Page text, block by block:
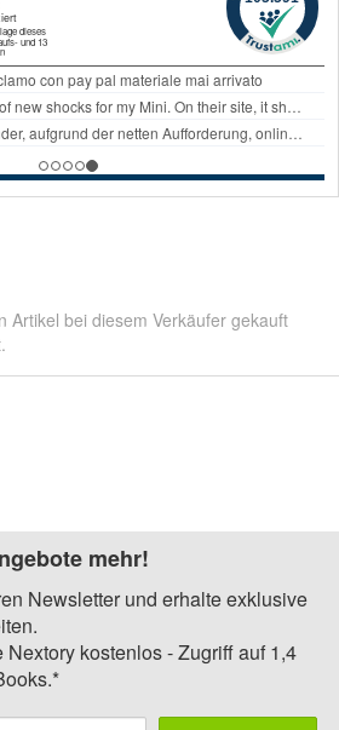
Artikel bei diesem Verkäufer gekauft
mehr!
Newsletter und erhalte exklusive
Nextory kostenlos - Zugriff auf 1,4